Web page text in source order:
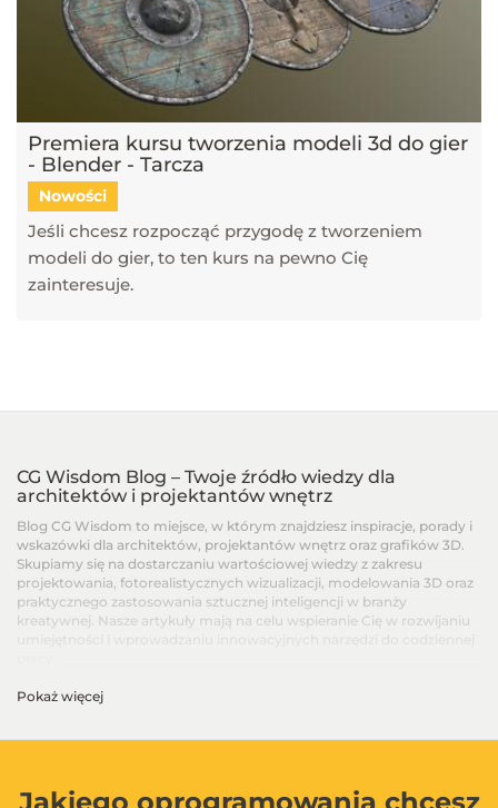
Premiera kursu tworzenia modeli 3d do gier
- Blender - Tarcza
Nowości
Jeśli chcesz rozpocząć przygodę z tworzeniem
modeli do gier, to ten kurs na pewno Cię
zainteresuje.
CG Wisdom Blog – Twoje źródło wiedzy dla
architektów i projektantów wnętrz
Blog CG Wisdom to miejsce, w którym znajdziesz inspiracje, porady i
wskazówki dla architektów, projektantów wnętrz oraz grafików 3D.
Skupiamy się na dostarczaniu wartościowej wiedzy z zakresu
projektowania, fotorealistycznych wizualizacji, modelowania 3D oraz
praktycznego zastosowania sztucznej inteligencji w branży
kreatywnej. Nasze artykuły mają na celu wspieranie Cię w rozwijaniu
Artykuły dla architektów i projektantów wnętrz –
Pokaż więcej